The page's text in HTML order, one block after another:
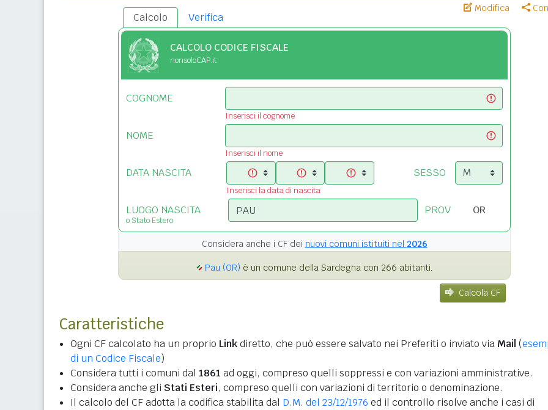
Modifica
Calcolo Verifica
CALCOLO CODICE FISCALE
nonsoloCAP.it
COGNOME
Inserisci il cognome
NOME
Inserisci il nome
DATA NASCITA
Inserisci la data di nascita
SESSO
LUOGO NASCITA
o Stato Estero
PROV
Considera anche i CF dei nuovi comuni istituiti nel 2026
Pau (OR) è un comune della Sardegna con 266 abitanti.
Calcola CF
Caratteristiche
Ogni CF calcolato ha un proprio Linkdiretto, che può essere salvato nei Preferiti o inviato via Mail (
di un Codice Fiscale)
Considera tutti i comuni dal 1861 ad oggi, compreso quelli soppressi e con variazioni amministrative.
Considera anche gli Stati Esteri, compreso quelli con variazioni di territorio o denominazione.
Il calcolo del CF adotta la codifica stabilita dal D.M. del 23/12/1976 ed il controllo risolve anche i casi di